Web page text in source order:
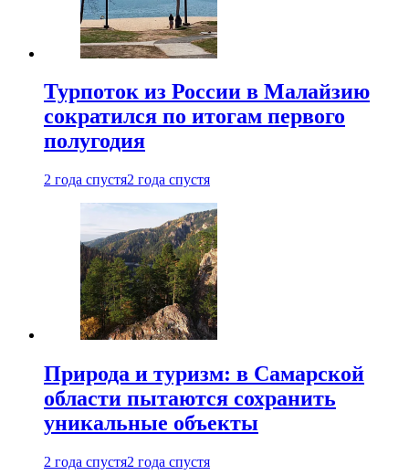
Турпоток из России в Малайзию
сократился по итогам первого
полугодия
2 года спустя2 года спустя
Природа и туризм: в Самарской
области пытаются сохранить
уникальные объекты
2 года спустя2 года спустя